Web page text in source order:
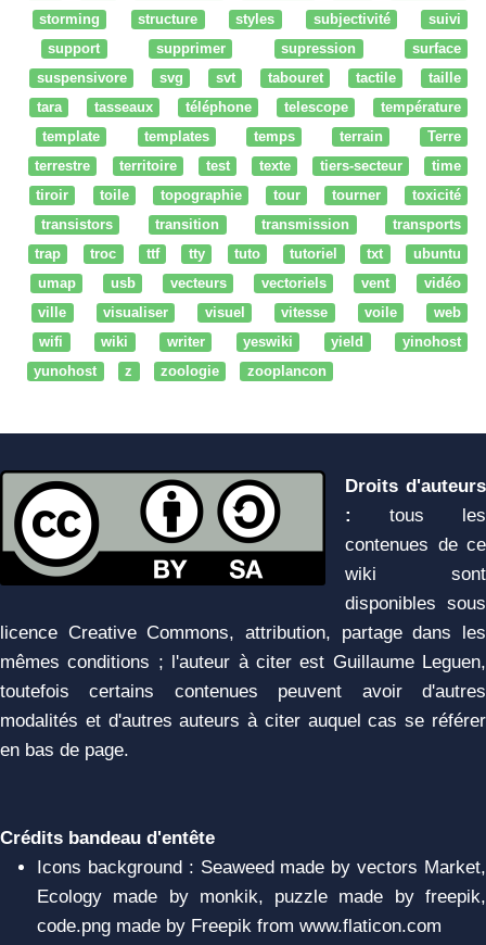
storming
structure styles subjectivité
suivi
support
supprimer supression
surface
suspensivore
svg svt tabouret tactile
taille
tara
tasseaux téléphone telescope
température
template
templates temps terrain
Terre
terrestre
territoire test texte tiers-secteur
time
tiroir
toile topographie tour tourner
toxicité
transistors
transition transmission
transports
trap
troc ttf tty tuto tutoriel txt
ubuntu
umap
usb vecteurs vectoriels vent
vidéo
ville
visualiser visuel vitesse voile
web
wifi
wiki writer yeswiki yield
yinohost
yunohost
z zoologie zooplancon
Droits d'auteurs
:
tous les
contenues de ce
wiki sont
disponibles sous
licence Creative Commons, attribution, partage dans les
mêmes conditions ; l'auteur à citer est Guillaume Leguen,
toutefois certains contenues peuvent avoir d'autres
modalités et d'autres auteurs à citer auquel cas se référer
en bas de page.
Crédits bandeau d'entête
Icons background : Seaweed made by vectors Market,
Ecology made by monkik, puzzle made by freepik,
code.png made by Freepik from www.flaticon.com